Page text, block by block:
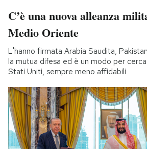
C’è una nuova alleanza
Medio Oriente
L'hanno firmata Arabia Saudita,
la mutua difesa ed è un modo per
Stati Uniti, sempre meno affidabili